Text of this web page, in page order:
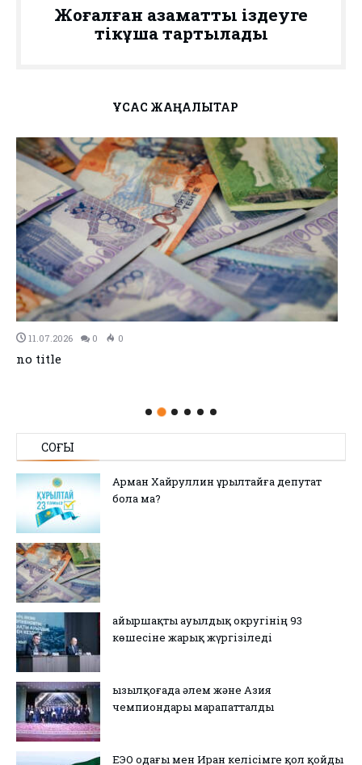
Жоғалған азаматты іздеуге
тікұшақ тартылады
ҰҚСАС ЖАҢАЛЫҚТАР
11.07.2026 0 0
no title
СОҢҒЫ
Арман Хайруллин Құрылтайға депутат
бола ма?
Қайыршақты ауылдық округінің 93
көшесіне жарық жүргізіледі
Қызылқоғада әлем және Азия
чемпиондары марапатталды
ЕЭО одағы мен Иран келісімге қол қойды